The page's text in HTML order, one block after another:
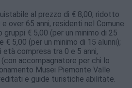
al prezzo di € 8,00; ridotto
e over 65 anni, residenti nel Comune
€ 5,00 (per un minimo di 25
5,00 (per un minimo di 15 alunni);
compresa tra 0 e 5 anni,
accompagnatore per chi lo
Musei Piemonte Valle
e guide turistiche abilitate.